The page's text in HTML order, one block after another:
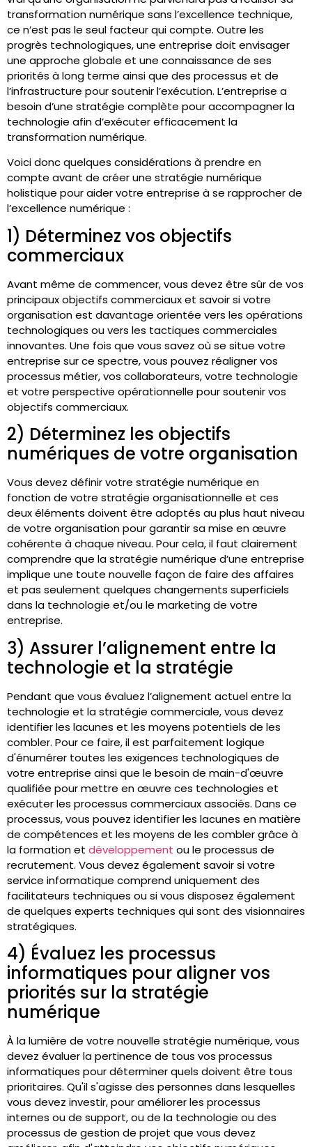
transformation numérique sans l’excellence technique,
ce n’est pas le seul facteur qui compte. Outre les
progrès technologiques, une entreprise doit envisager
une approche globale et une connaissance de ses
priorités à long terme ainsi que des processus et de
l’infrastructure pour soutenir l’exécution. L’entreprise a
besoin d’une stratégie complète pour accompagner la
technologie afin d’exécuter efficacement la
transformation numérique.
Voici donc quelques considérations à prendre en
compte avant de créer une stratégie numérique
holistique pour aider votre entreprise à se rapprocher de
l’excellence numérique :
1) Déterminez vos objectifs
commerciaux
Avant même de commencer, vous devez être sûr de vos
principaux objectifs commerciaux et savoir si votre
organisation est davantage orientée vers les opérations
technologiques ou vers les tactiques commerciales
innovantes. Une fois que vous savez où se situe votre
entreprise sur ce spectre, vous pouvez réaligner vos
processus métier, vos collaborateurs, votre technologie
et votre perspective opérationnelle pour soutenir vos
objectifs commerciaux.
2) Déterminez les objectifs
numériques de votre organisation
Vous devez définir votre stratégie numérique en
fonction de votre stratégie organisationnelle et ces
deux éléments doivent être adoptés au plus haut niveau
de votre organisation pour garantir sa mise en œuvre
cohérente à chaque niveau. Pour cela, il faut clairement
comprendre que la stratégie numérique d’une entreprise
implique une toute nouvelle façon de faire des affaires
et pas seulement quelques changements superficiels
dans la technologie et/ou le marketing de votre
entreprise.
3) Assurer l’alignement entre la
technologie et la stratégie
Pendant que vous évaluez l’alignement actuel entre la
technologie et la stratégie commerciale, vous devez
identifier les lacunes et les moyens potentiels de les
combler. Pour ce faire, il est parfaitement logique
d'énumérer toutes les exigences technologiques de
votre entreprise ainsi que le besoin de main-d'œuvre
qualifiée pour mettre en œuvre ces technologies et
exécuter les processus commerciaux associés. Dans ce
processus, vous pouvez identifier les lacunes en matière
de compétences et les moyens de les combler grâce à
la formation et développement ou le processus de
recrutement. Vous devez également savoir si votre
service informatique comprend uniquement des
facilitateurs techniques ou si vous disposez également
de quelques experts techniques qui sont des visionnaires
stratégiques.
4) Évaluez les processus
informatiques pour aligner vos
priorités sur la stratégie
numérique
À la lumière de votre nouvelle stratégie numérique, vous
devez évaluer la pertinence de tous vos processus
informatiques pour déterminer quels doivent être tous
prioritaires. Qu'il s'agisse des personnes dans lesquelles
vous devez investir, pour améliorer les processus
internes ou de support, ou de la technologie ou des
processus de gestion de projet que vous devez